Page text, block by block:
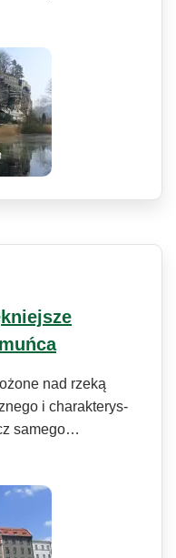
nad rzeką
i charakterys­
samego…